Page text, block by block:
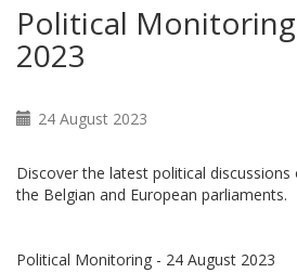
Political
2023
24 August 2023
Discover the latest political discussions
the Belgian and European parliaments.
Political Monitoring - 24 August 2023